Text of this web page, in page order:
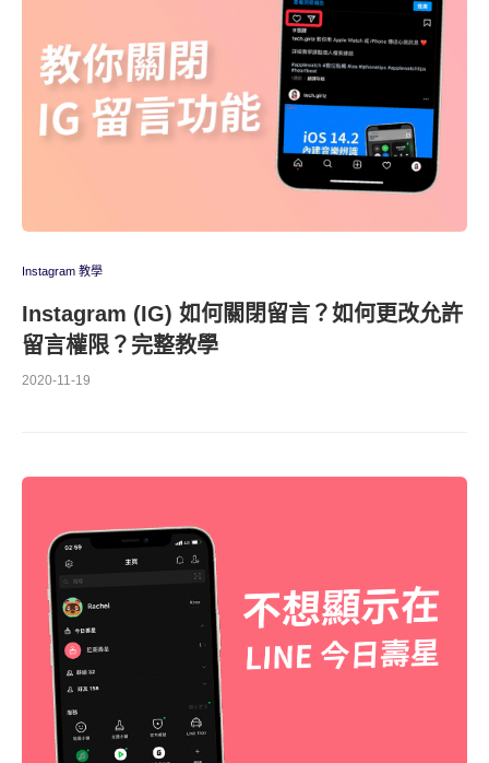
Instagram 教學
Instagram (IG) 如何關閉留言？如何更改允許
留言權限？完整教學
2020-11-19